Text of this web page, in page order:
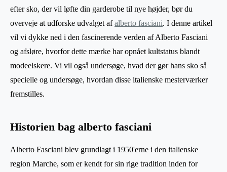
efter sko, der vil løfte din garderobe til nye højder, bør du
overveje at udforske udvalget afalberto fasciani. I denne artikel
vil vi dykke ned i den fascinerende verden af Alberto Fasciani
og afsløre, hvorfor dette mærke har opnået kultstatus blandt
modeelskere. Vi vil også undersøge, hvad der gør hans sko så
specielle og undersøge, hvordan disse italienske mesterværker
fremstilles.
Historien bag alberto fasciani
Alberto Fasciani blev grundlagt i 1950'erne i den italienske
region Marche, som er kendt for sin rige tradition inden for